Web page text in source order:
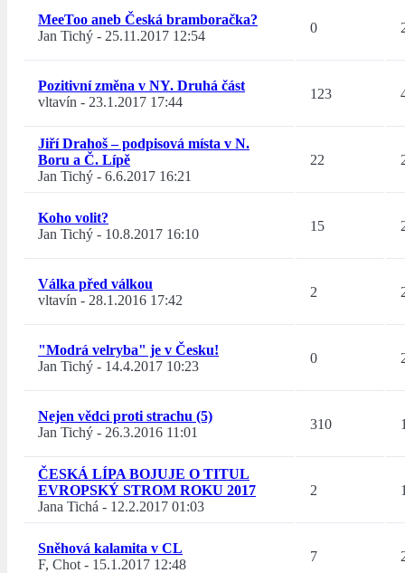
MeeToo aneb Česká bramboračka?
Jan Tichý - 25.11.2017 12:54
0
Pozitivní změna v NY. Druhá část
vltavín - 23.1.2017 17:44
123
Jiří Drahoš – podpisová místa v N.
Boru a Č. Lípě
Jan Tichý - 6.6.2017 16:21
22
Koho volit?
Jan Tichý - 10.8.2017 16:10
15
Válka před válkou
vltavín - 28.1.2016 17:42
2
"Modrá velryba" je v Česku!
Jan Tichý - 14.4.2017 10:23
0
Nejen vědci proti strachu (5)
Jan Tichý - 26.3.2016 11:01
310
ČESKÁ LÍPA BOJUJE O TITUL
EVROPSKÝ STROM ROKU 2017
Jana Tichá - 12.2.2017 01:03
2
Sněhová kalamita v CL
F, Chot- 15.1.2017 12:48
7